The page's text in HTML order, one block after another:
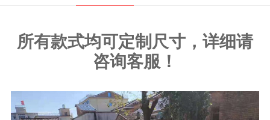
所有款式均可定制尺寸，详细请
咨询客服！